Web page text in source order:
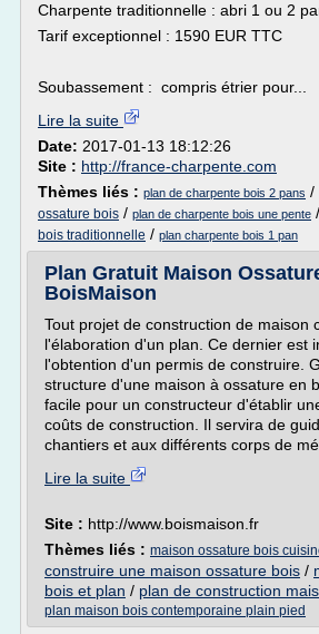
Charpente traditionnelle : abri 1 ou 2
Tarif exceptionnel : 1590 EUR TTC
Soubassement : compris étrier pour...
Lire la suite
Date: 2017-01-13 18:12:26
Site : http://france-charpente.com
Thèmes liés : plan de charpente bois 2 pans /
ossature bois / plan de charpente bois une pente /
bois traditionnelle / plan charpente bois 1 pan
Plan Gratuit Maison
BoisMaison
Tout projet de construction de maison
l'élaboration d'un plan. Ce dernier est
l'obtention d'un permis de construire.
structure d'une maison à ossature en
facile pour un constructeur d'établir
coûts de construction. Il servira de
chantiers et aux différents corps de
Lire la suite
Site : http://www.boismaison.fr
Thèmes liés : maison ossature bois
construire une maison ossature bois /
bois et plan / plan de construction
plan maison bois contemporaine plain pied